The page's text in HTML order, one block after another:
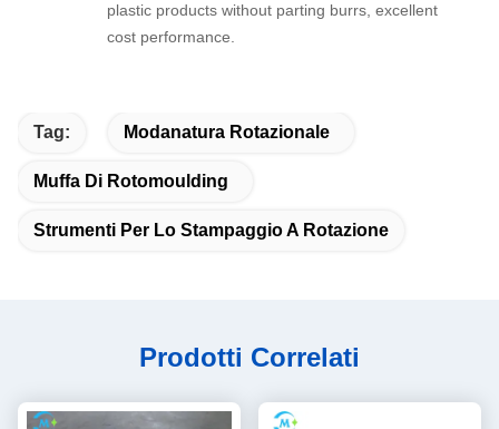
plastic products without parting burrs, excellent
cost performance.
Tag: Modanatura Rotazionale
Muffa Di Rotomoulding
Strumenti Per Lo Stampaggio A Rotazione
Prodotti Correlati